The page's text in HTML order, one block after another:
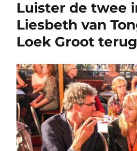
Luister de twee
Liesbeth van
Loek Groot terug